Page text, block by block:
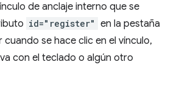
de anclaje interno que se
id="register" en la pestaña
se hace clic en el vínculo,
con el teclado o algún otro